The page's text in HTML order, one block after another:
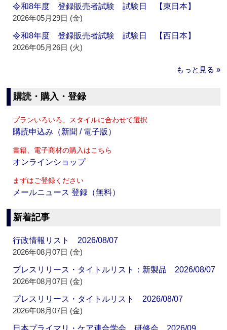
令和8年度 登録販売者試験 試験日 【東日本】
2026年05月29日 (金)
令和8年度 登録販売者試験 試験日 【西日本】
2026年05月26日 (火)
もっと見る »
購読・購入・登録
プランいろいろ、スタイルに合わせて選択
購読申込み（新聞 / 電子版）
書籍、電子商材の購入はこちら
オンラインショップ
まずはご登録ください
メールニュース 登録（無料）
新着記事
行政情報リスト 2026/08/07
2026年08月07日 (金)
プレスリリース・タイトルリスト：新製品 2026/08/07
2026年08月07日 (金)
プレスリリース・タイトルリスト 2026/08/07
2026年08月07日 (金)